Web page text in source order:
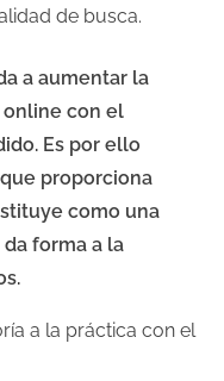
de busca.
a aumentar la
con el
Es por ello
proporciona
como una
forma a la
a la práctica con el